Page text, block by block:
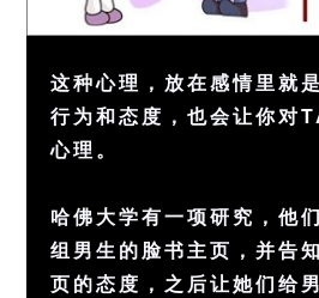
这种心理，放在感情里就
行为和态度，也会让你对
心理。
哈佛大学有一项研究，他
组男生的脸书主页，并告
页的态度，之后让她们给